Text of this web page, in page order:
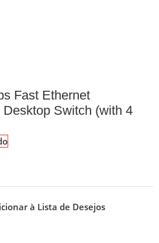
Fast Ethernet
Switch (with 4
à Lista de Desejos